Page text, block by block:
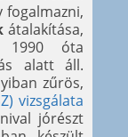
fogalmazni,
átalakítása,
1990 óta
alatt áll.
zűrös,
vizsgálata
jórészt